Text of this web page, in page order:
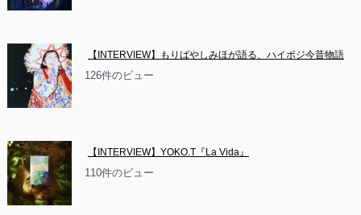
【INTERVIEW】もりばやしみほが語る、ハイポジ今昔物語
126件のビュー
【INTERVIEW】YOKO.T『La Vida』
110件のビュー